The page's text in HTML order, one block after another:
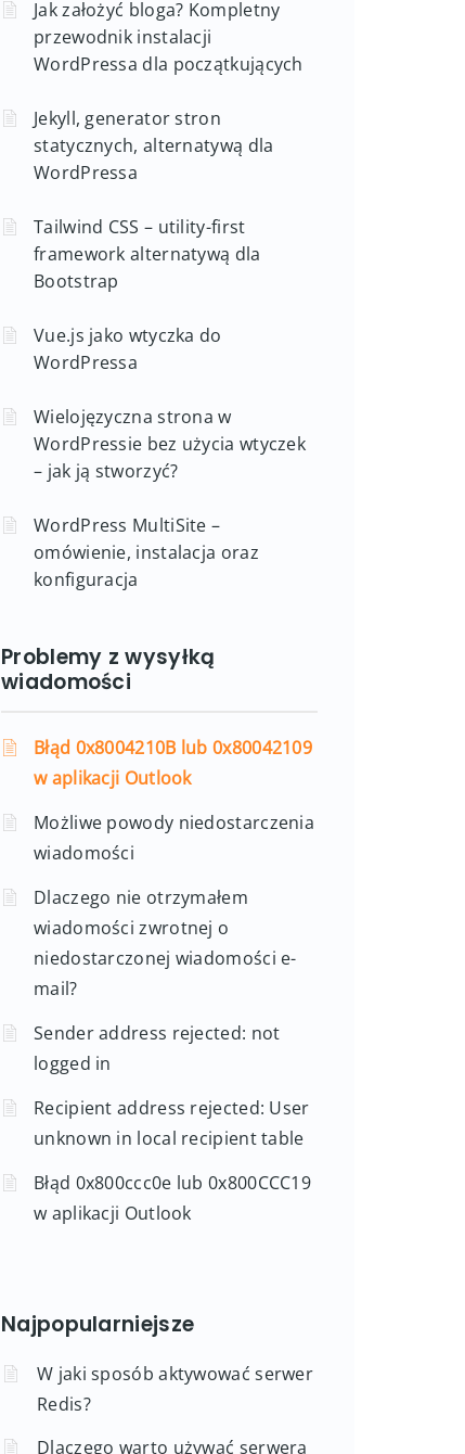
Jak założyć bloga? Kompletny
przewodnik instalacji
WordPressa dla początkujących
Jekyll, generator stron
statycznych, alternatywą dla
WordPressa
Tailwind CSS – utility-first
framework alternatywą dla
Bootstrap
Vue.js jako wtyczka do
WordPressa
Wielojęzyczna strona w
WordPressie bez użycia wtyczek
– jak ją stworzyć?
WordPress MultiSite –
omówienie, instalacja oraz
konfiguracja
Problemy z wysyłką
wiadomości
Błąd 0x8004210B lub 0x80042109
w aplikacji Outlook
Możliwe powody niedostarczenia
wiadomości
Dlaczego nie otrzymałem
wiadomości zwrotnej o
niedostarczonej wiadomości e-
mail?
Sender address rejected: not
logged in
Recipient address rejected: User
unknown in local recipient table
Błąd 0x800ccc0e lub 0x800CCC19
w aplikacji Outlook
Najpopularniejsze
W jaki sposób aktywować serwer
Redis?
Dlaczego warto używać serwera